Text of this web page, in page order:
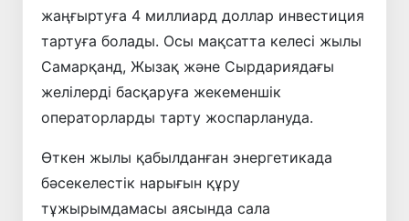
жаңғыртуға 4 миллиард доллар инвестиция
тартуға болады. Осы мақсатта келесі жылы
Самарқанд, Жызақ және Сырдариядағы
желілерді басқаруға жекеменшік
операторларды тарту жоспарлануда.
Өткен жылы қабылданған энергетикада
бәсекелестік нарығын құру
тұжырымдамасы аясында сала